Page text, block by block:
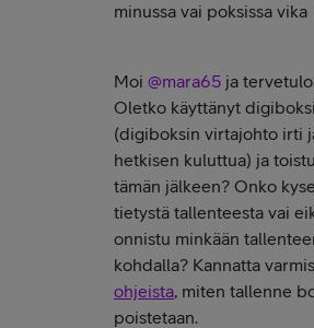
minussa vai poksissa vika
Moi @mara65 ja
Oletko käyttänyt
(digiboksin virtajohto irti
hetkisen kuluttua) ja
tämän jälkeen? Onko
tietystä tallenteesta vai
onnistu minkään
kohdalla? Kannatta
ohjeista, miten tallenne
poistetaan.